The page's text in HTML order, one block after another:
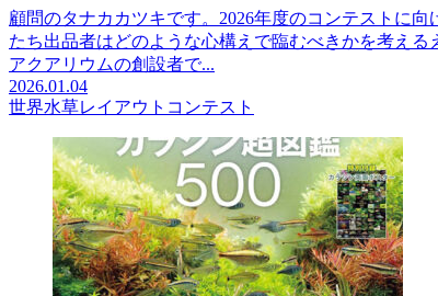
顧問のタナカカツキです。2026年度のコンテストに
たち出品者はどのような心構えで臨むべきかを考え
アクアリウムの創設者で...
2026.01.04
世界水草レイアウトコンテスト